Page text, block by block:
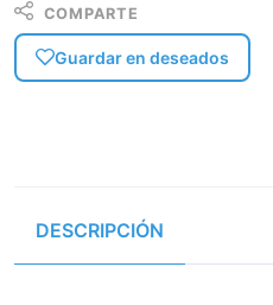
COMPARTE
Guardar en deseados
DESCRIPCIÓN